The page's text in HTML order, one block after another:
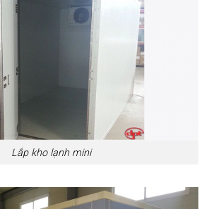
Lắp kho lạnh mini